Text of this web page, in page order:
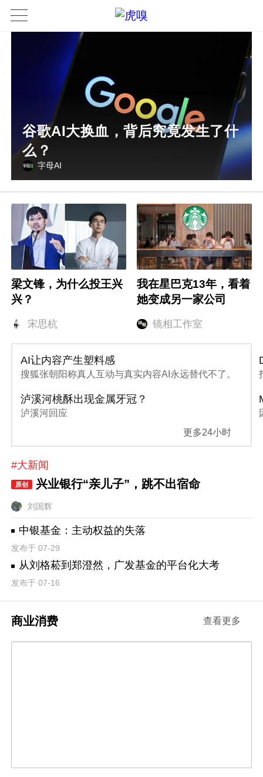
谷歌AI大换血，背后究竟发生了什
么？
字母AI
梁文锋，为什么投王兴
兴？
宋思杭
我在星巴克13年，看着
她变成另一家公司
镜相工作室
AI让内容产生塑料感
搜狐张朝阳称真人互动与真实内容AI永远替代不了。
泸溪河桃酥出现金属牙冠？
泸溪河回应
更多24小时
#大新闻
原创 兴业银行“亲儿子”，跳不出宿命
刘国辉
中银基金：主动权益的失落
发布于 07-29
从刘格菘到郑澄然，广发基金的平台化大考
发布于 07-16
商业消费 查看更多